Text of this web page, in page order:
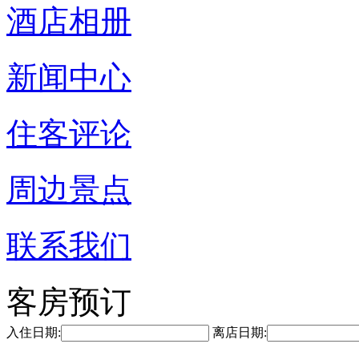
酒店相册
新闻中心
住客评论
周边景点
联系我们
客房预订
入住日期: 离店日期: